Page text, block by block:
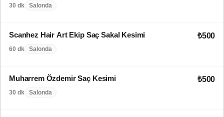
30 dk Salonda
Scanhez Hair Art Ekip Saç Sakal Kesimi
60 dk Salonda
₺500
Muharrem Özdemir Saç Kesimi
30 dk Salonda
₺500